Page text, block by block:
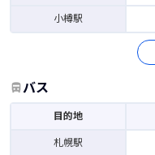
小樽駅
バス
目的地
札幌駅